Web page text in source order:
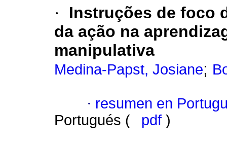
·
Instruções de foco
da ação na
manipulativa
Medina-Papst, Josiane;
· resumen en
Portugués (
pdf )